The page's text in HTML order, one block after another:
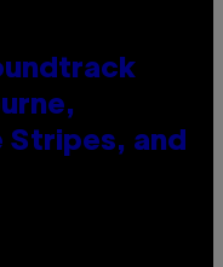
Stripes, and